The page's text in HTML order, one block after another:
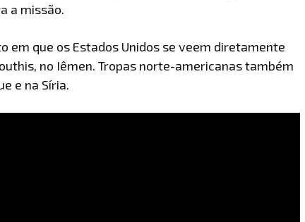
a missão.
em que os Estados Unidos se veem diretamente
no Iêmen. Tropas norte-americanas também
e na Síria.